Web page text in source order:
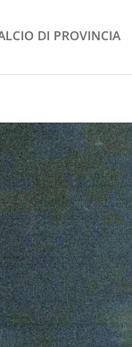
DI PROVINCIA